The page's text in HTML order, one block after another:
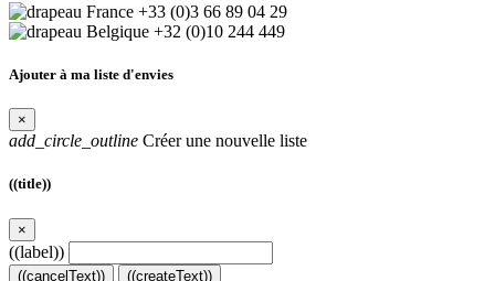
+33 (0)3 66 89 04 29
+32 (0)10 244 449
Ajouter à ma liste d'envies
×
add_circle_outline Créer une nouvelle liste
((title))
×
((label))
((cancelText)) ((createText))